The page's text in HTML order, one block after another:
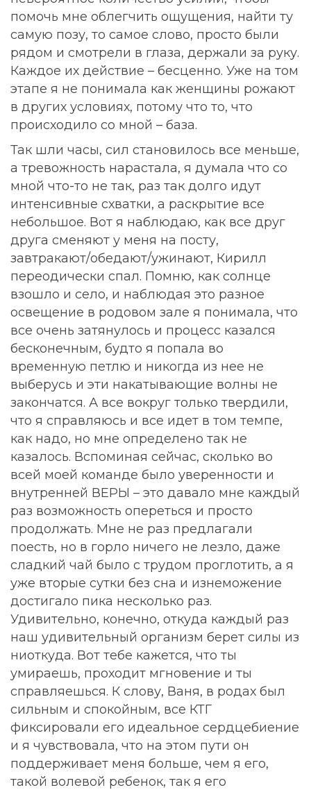
помочь мне облегчить ощущения, найти ту
самую позу, то самое слово, просто были
рядом и смотрели в глаза, держали за руку.
Каждое их действие – бесценно. Уже на том
этапе я не понимала как женщины рожают
в других условиях, потому что то, что
происходило со мной – база.
Так шли часы, сил становилось все меньше,
а тревожность нарастала, я думала что со
мной что-то не так, раз так долго идут
интенсивные схватки, а раскрытие все
небольшое. Вот я наблюдаю, как все друг
друга сменяют у меня на посту,
завтракают/обедают/ужинают, Кирилл
переодически спал. Помню, как солнце
взошло и село, и наблюдая это разное
освещение в родовом зале я понимала, что
все очень затянулось и процесс казался
бесконечным, будто я попала во
временную петлю и никогда из нее не
выберусь и эти накатывающие волны не
закончатся. А все вокруг только твердили,
что я справляюсь и все идет в том темпе,
как надо, но мне определено так не
казалось. Вспоминая сейчас, сколько во
всей моей команде было уверенности и
внутренней ВЕРЫ – это давало мне каждый
раз возможность опереться и просто
продолжать. Мне не раз предлагали
поесть, но в горло ничего не лезло, даже
сладкий чай было с трудом проглотить, а я
уже вторые сутки без сна и изнеможение
достигало пика несколько раз.
Удивительно, конечно, откуда каждый раз
наш удивительный организм берет силы из
ниоткуда. Вот тебе кажется, что ты
умираешь, проходит мгновение и ты
справляешься. К слову, Ваня, в родах был
сильным и спокойным, все КТГ
фиксировали его идеальное сердцебиение
и я чувствовала, что на этом пути он
поддерживает меня больше, чем я его,
такой волевой ребенок, так я его